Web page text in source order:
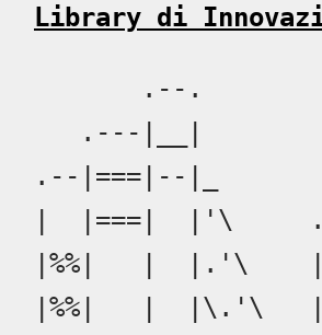
Library di
.--.
.---|__|
.--|===|--|_
|  |===|  |'\
|%%|   |  |.'\
|%%|   |  |\.'\